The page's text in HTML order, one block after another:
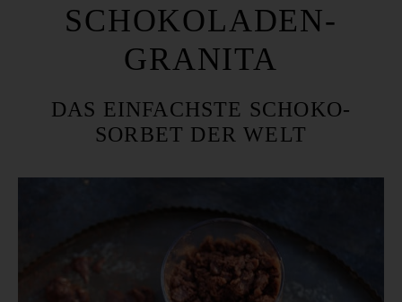
SCHOKOLADEN-
GRANITA
DAS EINFACHSTE SCHOKO-
SORBET DER WELT